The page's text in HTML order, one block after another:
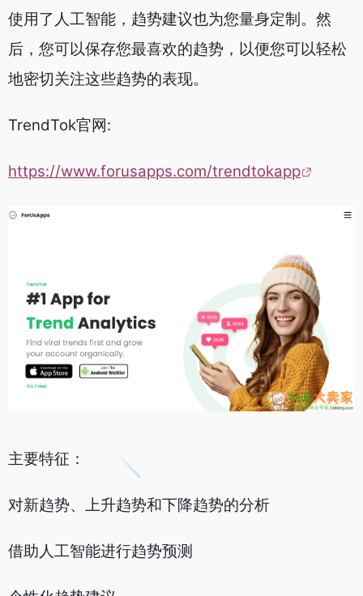
使用了人工智能，趋势建议也为您量身定制。然
后，您可以保存您最喜欢的趋势，以便您可以轻松
地密切关注这些趋势的表现。
TrendTok官网:
https://www.forusapps.com/trendtokapp
主要特征：
对新趋势、上升趋势和下降趋势的分析
借助人工智能进行趋势预测